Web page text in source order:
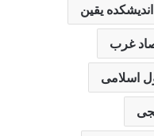
یقین
غرب
اسلامی